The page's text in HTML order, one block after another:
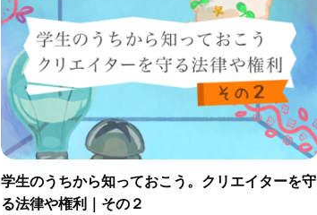
学生のうちから知っておこう。クリエイターを守
る法律や権利｜その２